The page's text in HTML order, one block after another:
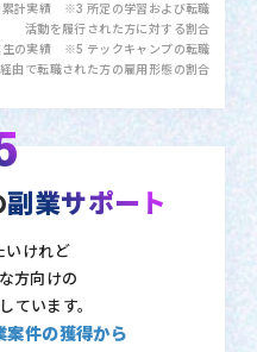
計実績 ※3 所定の学習および転職
活動を履行された方に対する割合
の実績 ※5 テックキャンプの転職
由で転職された方の雇用形態の割合
副業サポート
いけれど
方向けの
ています。
案件の獲得から